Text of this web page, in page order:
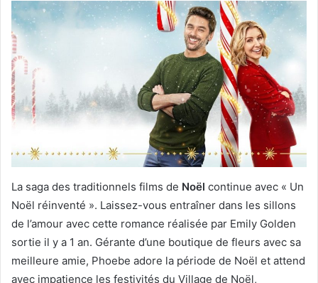
La saga des traditionnels films de Noël continue avec « Un
Noël réinventé ». Laissez-vous entraîner dans les sillons
de l’amour avec cette romance réalisée par Emily Golden
sortie il y a 1 an. Gérante d’une boutique de fleurs avec sa
meilleure amie, Phoebe adore la période de Noël et attend
avec impatience les festivités du Village de Noël,